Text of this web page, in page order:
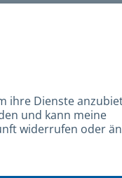
überunsere